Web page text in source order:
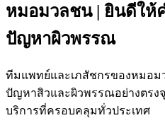
หมอมวลชน | ยินดีให้
ปัญหาผิวพรรณ
ทีมแพทย์และเภสัชกรของหมอ
ปัญหาสิวและผิวพรรณอย่างตรง
บริการที่ครอบคลุมทั่วประเทศ